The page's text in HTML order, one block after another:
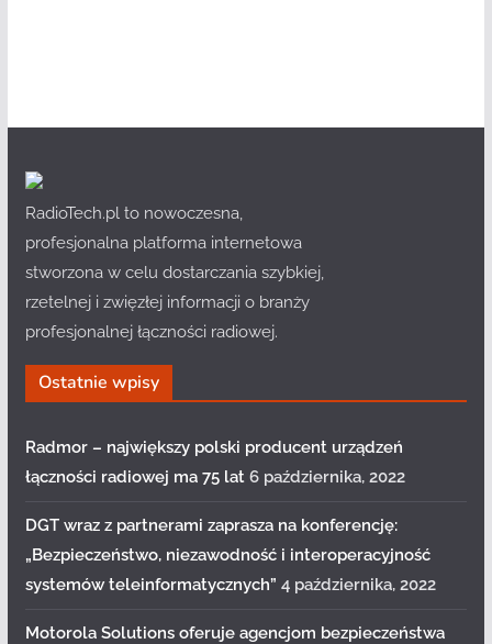
RadioTech.pl to nowoczesna,
profesjonalna platforma internetowa
stworzona w celu dostarczania szybkiej,
rzetelnej i zwięzłej informacji o branży
profesjonalnej łączności radiowej.
Ostatnie wpisy
Radmor – największy polski producent urządzeń
łączności radiowej ma 75 lat 6 października, 2022
DGT wraz z partnerami zaprasza na konferencję:
„Bezpieczeństwo, niezawodność i interoperacyjność
systemów teleinformatycznych” 4 października, 2022
Motorola Solutions oferuje agencjom bezpieczeństwa